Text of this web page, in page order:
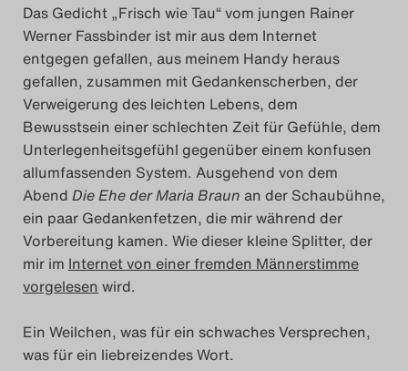
2023
Das Theatertreffen-Blog
2024
Das Theatertreffen-Blog
2025
Das Theatertreffen-Blog
Archiv
Nutzungsbedingungen
Das Gedicht „Frisch wie Tau“ vom jungen Rainer
Werner Fassbinder ist mir aus dem Internet
entgegen gefallen, aus meinem Handy heraus
gefallen, zusammen mit Gedankenscherben, der
Verweigerung des leichten Lebens, dem
Bewusstsein einer schlechten Zeit für Gefühle, dem
Unterlegenheitsgefühl gegenüber einem konfusen
allumfassenden System. Ausgehend von dem
Abend Die Ehe der Maria Braun an der Schaubühne,
ein paar Gedankenfetzen, die mir während der
Vorbereitung kamen. Wie dieser kleine Splitter, der
mir im Internet von einer fremden Männerstimme
vorgelesen wird.
Ein Weilchen, was für ein schwaches Versprechen,
was für ein liebreizendes Wort.